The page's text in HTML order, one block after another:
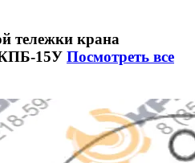
тележки крана
15У Посмотреть все